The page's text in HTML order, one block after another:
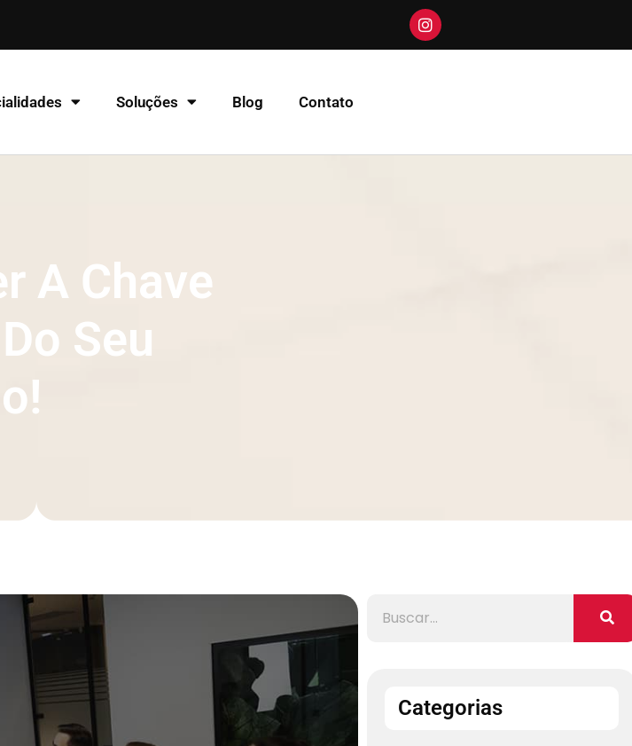
Soluções Blog Contato
A Chave
Seu
Categorias